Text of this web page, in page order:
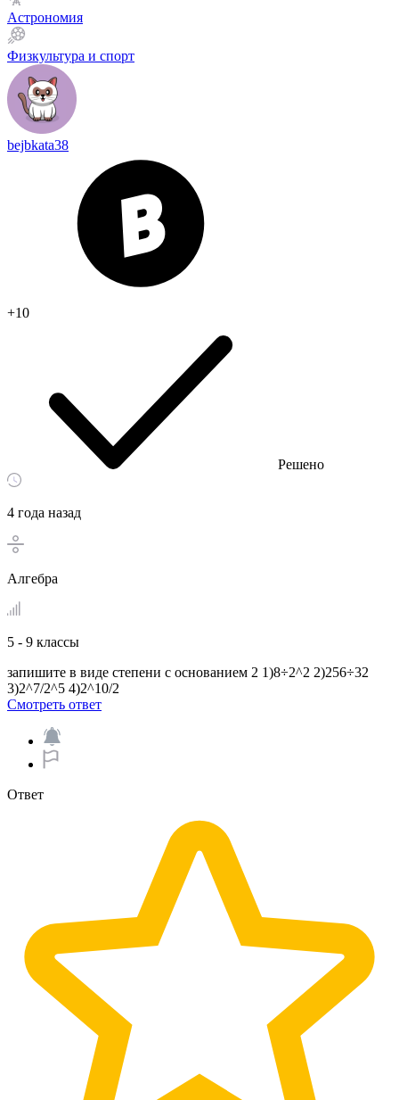
Астрономия
Физкультура и спорт
bejbkata38
+10
Решено
4 года назад
Алгебра
5 - 9 классы
запишите в виде степени с основанием 2 1)8÷2^2 2)256÷32
3)2^7/2^5 4)2^10/2​
Смотреть ответ
Ответ